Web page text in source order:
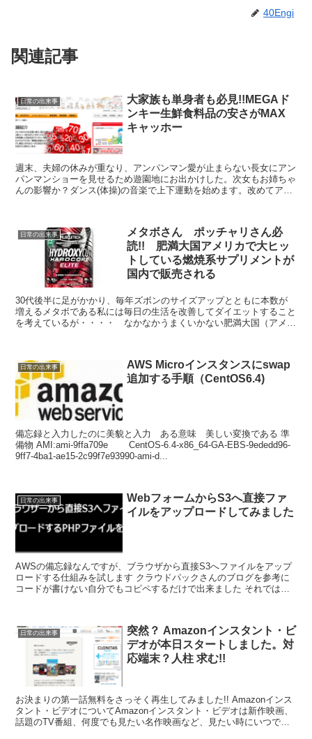
40Engi
関連記事
日常の出来事
大家族も単身者も必見!!MEGAド
ンキー生鮮食料品の安さがMAX
キャッホー
週末、夫婦の休みが重なり、アンパンマン愛が止まらない長女にアン
パンマンショーを見せるため遊園地にお出かけした。次女もお姉ちゃ
んの影響か？ダンス(体操)の音楽で上下運動を始めます。改めてアン
日常の出来事
メタボさん ポッチャリさん必
読!! 肥満大国アメリカで大ヒッ
トしている燃焼系サプリメントが
国内で販売される
30代後半に足がかかり、毎年ズボンのサイズアップとともに本数が
増えるメタボである私には毎日の生活を改善してダイエットすること
を考えているが・・・・ なかなかうまくいかない肥満大国（アメリ
日常の出来事
AWS Microインスタンスにswap
追加する手順（CentOS6.4)
備忘録と入力したのに美貌と入力 ある意味 美しい変換である 準
備物 AMI:ami-9ffa709e CentOS-6.4-x86_64-GA-EBS-9ededd96-
9ff7-4ba1-ae15-2c99f7e93990-ami-d...
日常の出来事
WebフォームからS3へ直接ファ
イルをアップロードしてみました
AWSの備忘録なんですが、ブラウザから直接S3へファイルをアップ
ロードする仕組みを試します クラウドパックさんのブログを参考に
コードが書けない自分でもコピペするだけで出来ました それでは手
日常の出来事
突然？ Amazonインスタント・ビ
デオが本日スタートしました。対
応端末？人柱 求む!!
お決まりの第一話無料をさっそく再生してみました!! Amazonインス
タント・ビデオについてAmazonインスタント・ビデオは新作映画、
話題のTV番組、何度でも見たい名作映画など、見たい時にいつでも